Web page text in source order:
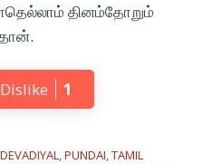
தினம்தோறும்
Dislike 1
DEVADIYAL,PUNDAI,TAMIL